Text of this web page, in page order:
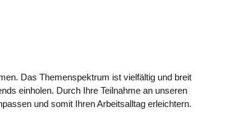
Das Themenspektrum ist vielfältig und breit
einholen. Durch Ihre Teilnahme an unseren
und somit Ihren Arbeitsalltag erleichtern.